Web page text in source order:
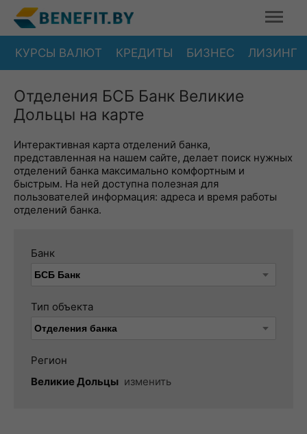
КУРСЫ ВАЛЮТ КРЕДИТЫ БИЗНЕС ЛИЗИНГ
Отделения БСБ Банк Великие
Дольцы на карте
Интерактивная карта отделений банка,
представленная на нашем сайте, делает поиск нужных
отделений банка максимально комфортным и
быстрым. На ней доступна полезная для
пользователей информация: адреса и время работы
отделений банка.
Банк
Тип объекта
Регион
Великие Дольцы изменить